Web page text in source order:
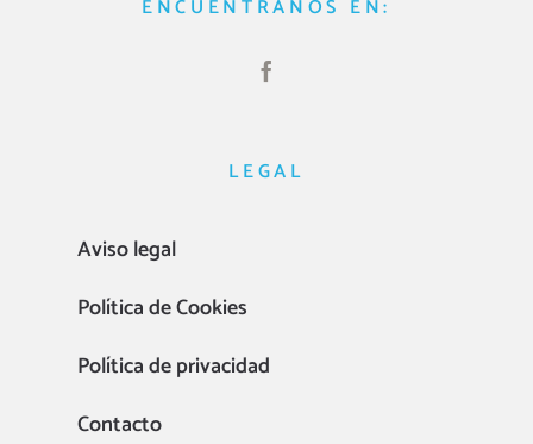
ENCUENTRANOS EN:
LEGAL
Aviso legal
Política de Cookies
Política de privacidad
Contacto